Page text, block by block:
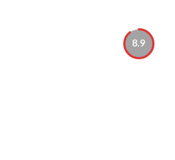
8.9